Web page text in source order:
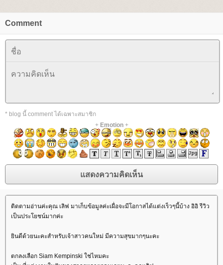
Comment
* blog นี้ comment ได้เฉพาะสมาชิก
+ Emotion+
ติดตามอ่านค่ะคุณ เลิฟ มาเก็บข้อมูลค่ะเผื่อจะมีโอกาสได้แต่งเร็วๆนี้บ้าง อิอิ รีวิว
เป็นประโยชน์มากค่ะ
ินดีด้วยนะคะสำหรับเจ้าสาวคนใหม่ มีความสุขมากๆนะคะ
ตกลงเลือก Siam Kempinski ใช่ไหมคะ